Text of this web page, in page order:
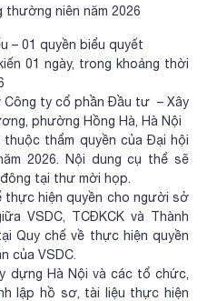
niên năm 2026
01 quyền biểu quyết
01 ngày, trong khoảng thời
ty cổ phần Đầu tư – Xây
phường Hồng Hà, Hà Nội
thẩm quyền của Đại hội
2026. Nội dung cụ thể sẽ
tại thư mời họp.
hiện quyền cho người sở
VSDC, TCĐKCK và Thành
Quy chế về thực hiện quyền
của VSDC.
dựng Hà Nội và các tổ chức,
lập hồ sơ, tài liệu thực hiện